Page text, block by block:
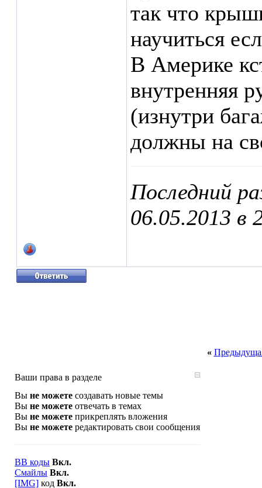
так что
научиться
В Америке
внутренняя
(изнутри
должны на
Последний
06.05.2013 в
«
Ваши права в разделе
Вы не можете создавать новые темы
Вы не можете отвечать в темах
Вы не можете прикреплять вложения
Вы не можете редактировать свои сообщения
BB коды Вкл.
Смайлы Вкл.
[IMG] код Вкл.